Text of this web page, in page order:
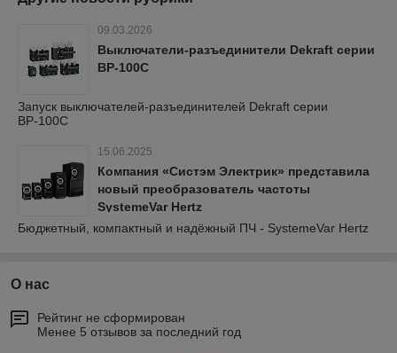
09.03.2026
Выключатели-разъединители Dekraft серии
ВР-100С
Запуск выключателей-разъединителей Dekraft серии
ВР-100С
15.06.2025
Компания «Систэм Электрик» представила
новый преобразователь частоты
SystemeVar Hertz
Бюджетный, компактный и надёжный ПЧ - SystemeVar Hertz
О нас
Рейтинг не сформирован
Менее 5 отзывов за последний год